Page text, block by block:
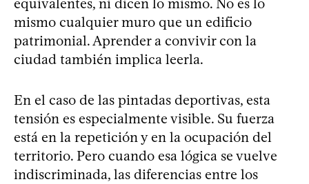
equivalentes, ni dicen lo mismo. No es lo
mismo cualquier muro que un edificio
patrimonial. Aprender a convivir con la
ciudad también implica leerla.
En el caso de las pintadas deportivas, esta
tensión es especialmente visible. Su fuerza
está en la repetición y en la ocupación del
territorio. Pero cuando esa lógica se vuelve
indiscriminada, las diferencias entre los